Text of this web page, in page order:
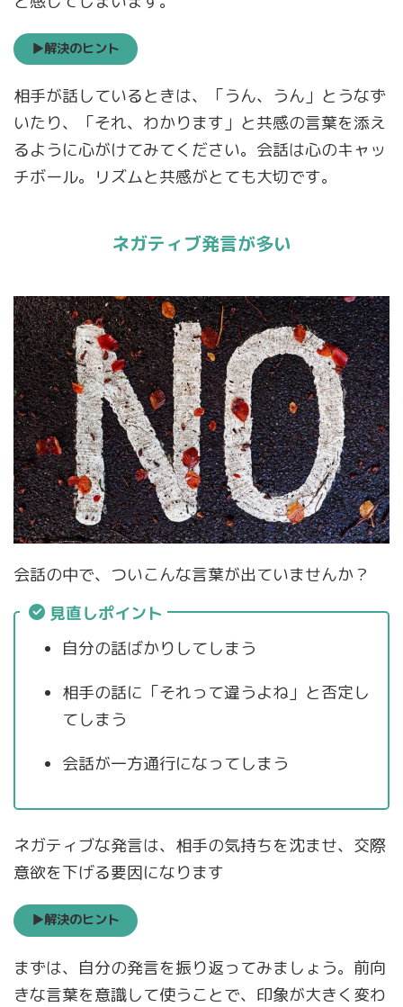
▶解決のヒント
相手が話しているときは、「うん、うん」とうなず
いたり、「それ、わかります」と共感の言葉を添え
るように心がけてみてください。会話は心のキャッ
チボール。リズムと共感がとても大切です。
ネガティブ発言が多い
会話の中で、ついこんな言葉が出ていませんか？
見直しポイント
自分の話ばかりしてしまう
相手の話に「それって違うよね」と否定し
てしまう
会話が一方通行になってしまう
ネガティブな発言は、相手の気持ちを沈ませ、交際
意欲を下げる要因になります
▶解決のヒント
まずは、自分の発言を振り返ってみましょう。前向
きな言葉を意識して使うことで、印象が大きく変わ